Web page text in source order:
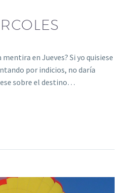
en Jueves? Si yo quisiese
por indicios, no daría
sobre el destino…